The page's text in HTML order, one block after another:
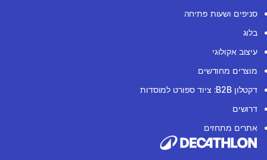
סניפים ושעות פתיחה
בלוג
עיצוב אקולוגי
מוצרים מחודשים
דקטלון B2B: ציוד ספורט למוסדות
דרושים
אתרים מתחזים